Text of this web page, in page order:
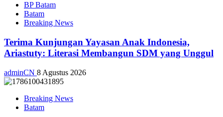
BP Batam
Batam
Breaking News
Terima Kunjungan Yayasan Anak Indonesia,
Ariastuty: Literasi Membangun SDM yang Unggul
adminCN 8 Agustus 2026
Breaking News
Batam